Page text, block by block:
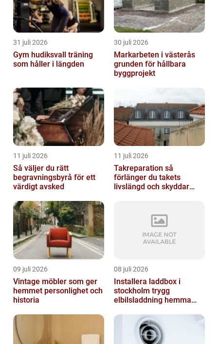
31 juli 2026
Gym hudiksvall träning
som håller i längden
30 juli 2026
Markarbeten i västerås
grunden för hållbara
byggprojekt
11 juli 2026
Så väljer du rätt
begravningsbyrå för ett
värdigt avsked
11 juli 2026
Takreparation så
förlänger du takets
livslängd och skyddar
09 juli 2026
Vintage möbler som ger
hemmet personlighet och
historia
08 juli 2026
Installera laddbox i
stockholm trygg
elbilsladdning hemma